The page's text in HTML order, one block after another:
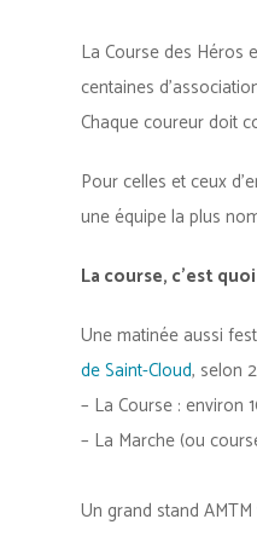
La Course des Héros
centaines
Chaque coureur doit
Pour celles et ceux
une équipe la plus
La course, c’est quoi
Une matinée aussi
de Saint-Cloud, selon
– La Course : environ
– La Marche (ou
Un grand stand